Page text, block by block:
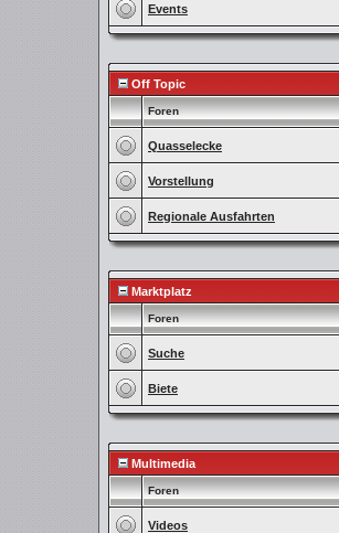
Events
Off Topic
Foren
Quasselecke
Vorstellung
Regionale Ausfahrten
Marktplatz
Foren
Suche
Biete
Multimedia
Foren
Videos